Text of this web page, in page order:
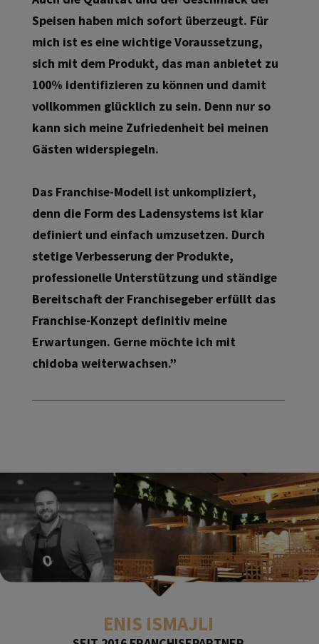
Speisen haben mich sofort überzeugt. Für
mich ist es eine wichtige Voraussetzung,
sich mit dem Produkt, das man anbietet zu
100% identifizieren zu können und damit
vollkommen glücklich zu sein. Denn nur so
kann sich meine Zufriedenheit bei meinen
Gästen widerspiegeln.
Das Franchise-Modell ist unkompliziert,
denn die Form des Ladensystems ist klar
definiert und einfach umzusetzen. Durch
stetige Verbesserung der Produkte,
professionelle Unterstützung und ständige
Bereitschaft der Franchisegeber erfüllt das
Franchise-Konzept definitiv meine
Erwartungen. Gerne möchte ich mit
chidoba weiterwachsen.”
ENIS ISMAJLI